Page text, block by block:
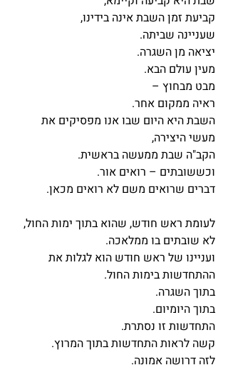
קביעת זמן השבת אינה בידינו,
שעניינה שביתה.
יציאה מן השגרה.
מעין עולם הבא.
מבט מבחוץ –
ראיה ממקום אחר.
השבת היא היום שבו אנו מפסיקים את
מעשי היצירה,
הקב"ה שבת ממעשה בראשית.
וכששובתים – רואים אור.
דברים שרואים משם לא רואים מכאן.
לעומת ראש חודש, שהוא בתוך ימות החול,
לא שובתים בו ממלאכה.
ועניינו של ראש חודש הוא לגלות את
ההתחדשות בימות החול.
בתוך השגרה.
בתוך היומיום.
התחדשות זו נסתרת.
קשה לראות התחדשות בתוך המרוץ.
לזה דרושה אמונה.